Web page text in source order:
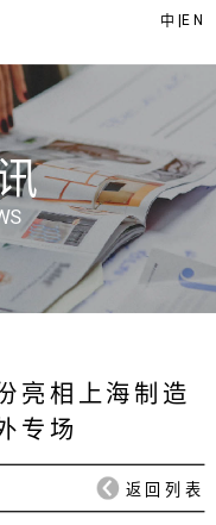
中 |EN
亮相上海制造
专场
返回列表